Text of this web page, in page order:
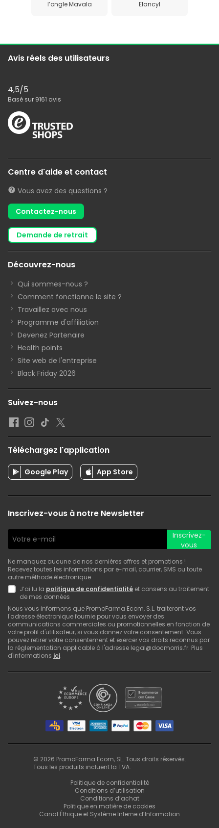
l’ongle Mavala
Elancyl
Avis réels des utilisateurs
4,5/5
Basé sur 9161 avis
Centre d'aide et contact
Vous avez des questions ?
Contactez-nous
demande de retrait
Découvrez-nous
Qui sommes-nous ?
Comment fonctionne le site ?
Travaillez avec nous
Programme d'affiliation
Devenez Partenaire
Health points
Site web de l'entreprise
Black Friday 2026
Suivez-nous
Téléchargez l'application
Google Play App Store
Inscrivez-vous à notre Newsletter
Inscrivez-
vous
Ne manquez aucune de nos dernières offres et promotions !
Recevez toutes les informations par e-mail, courrier, SMS ou toute
autre méthode électronique
J’ai lu la politique de confidentialité et consens au traitement
de mes données
Nous vous informons que PromoFarma Ecom, S.L. traiteront vos
l'adresse électronique fournie pour vous envoyer des
communications commerciales ou promotionnelles en fonction de
votre profil d'utilisateur, si vous donnez votre consentement. Vous
pouvez retirer votre consentement et exercer vos droits reconnus par
la réglementation applicable à l'adresse legal@docmorris.fr. Plus
d'informations ici.
© 2026 PromoFarma Ecom, SL. Tous droits réservés.
Tous les produits incluent la TVA.
Politique de confidentialité
Conditions d’utilisation
Conditions d’achat
Politique en matière de cookies
Canal Éthique et Système Interne d’Information